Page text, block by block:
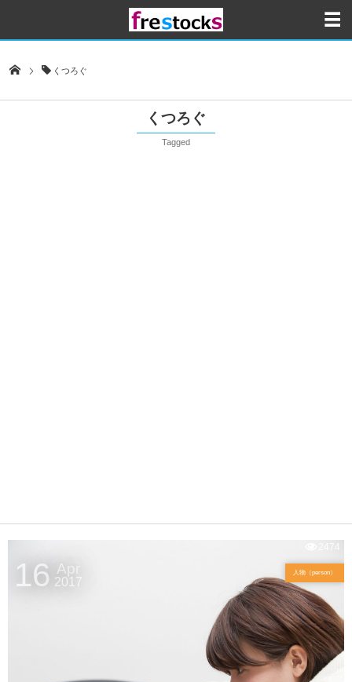
くつろぐ
くつろぐ
Tagged
16 Apr
2017
人物（person）
2474